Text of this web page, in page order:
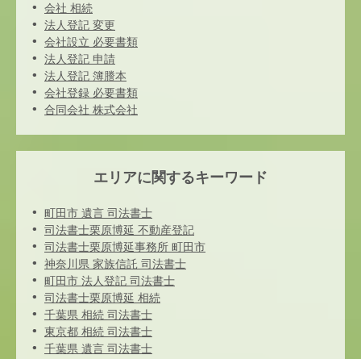
会社 相続
法人登記 変更
会社設立 必要書類
法人登記 申請
法人登記 簿謄本
会社登録 必要書類
合同会社 株式会社
エリアに関するキーワード
町田市 遺言 司法書士
司法書士栗原博延 不動産登記
司法書士栗原博延事務所 町田市
神奈川県 家族信託 司法書士
町田市 法人登記 司法書士
司法書士栗原博延 相続
千葉県 相続 司法書士
東京都 相続 司法書士
千葉県 遺言 司法書士